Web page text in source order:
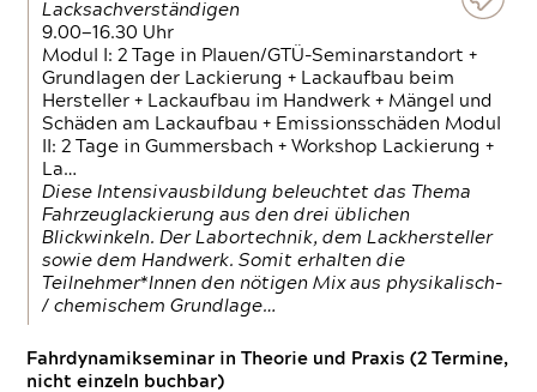
Lacksachverständigen
9.00—16.30 Uhr
Modul I: 2 Tage in Plauen/GTÜ-Seminarstandort +
Grundlagen der Lackierung + Lackaufbau beim
Hersteller + Lackaufbau im Handwerk + Mängel und
Schäden am Lackaufbau + Emissionsschäden Modul
II: 2 Tage in Gummersbach + Workshop Lackierung +
La…
Diese Intensivausbildung beleuchtet das Thema
Fahrzeuglackierung aus den drei üblichen
Blickwinkeln. Der Labortechnik, dem Lackhersteller
sowie dem Handwerk. Somit erhalten die
Teilnehmer*Innen den nötigen Mix aus physikalisch-
/ chemischem Grundlage…
Fahrdynamikseminar in Theorie und Praxis (2 Termine,
nicht einzeln buchbar)